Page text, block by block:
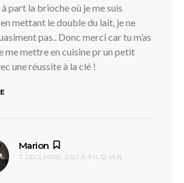
à part la brioche où je me suis
mettant le double du lait, je ne
pas.. Donc merci car tu m’as
me mettre en cuisine pr un petit
une réussite à la clé !
Marion
7 DÉCEMBRE 2023 À 9 H 32 MIN